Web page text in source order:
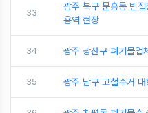
33
광주 북구 문흥동 빈
용역 현장
34 광주 광산구 폐기물업
35 광주 남구 고철수거